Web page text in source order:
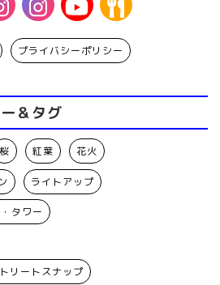
プライバシーポリシー
＆タグ
桜 紅葉 花火
ライトアップ
タワー
リートスナップ